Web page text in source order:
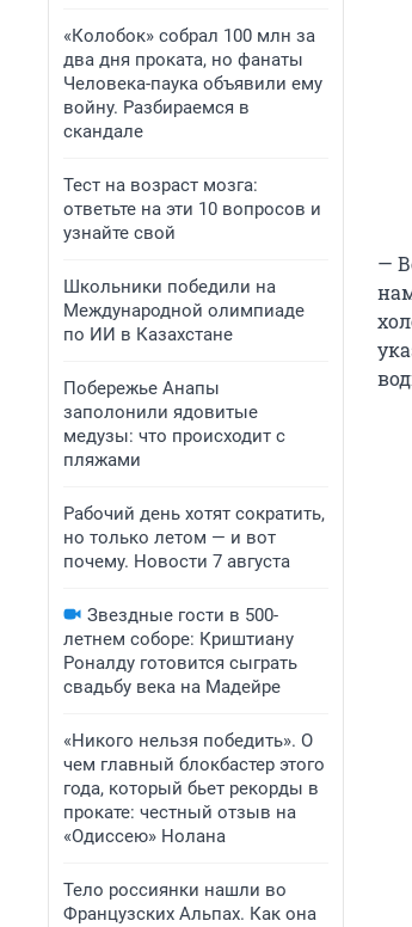
«Колобок» собрал 100 млн за
два дня проката, но фанаты
Человека-паука объявили ему
войну. Разбираемся в
скандале
Тест на возраст мозга:
ответьте на эти 10 вопросов и
узнайте свой
Школьники победили на
Международной олимпиаде
по ИИ в Казахстане
Побережье Анапы
заполонили ядовитые
медузы: что происходит с
пляжами
Рабочий день хотят сократить,
но только летом — и вот
почему. Новости 7 августа
Звездные гости в 500-
летнем соборе: Криштиану
Роналду готовится сыграть
свадьбу века на Мадейре
«Никого нельзя победить». О
чем главный блокбастер этого
года, который бьет рекорды в
прокате: честный отзыв на
«Одиссею» Нолана
Тело россиянки нашли во
Французских Альпах. Как она
—